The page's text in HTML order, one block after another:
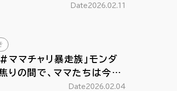
Date2026.02.11
ママチャリ暴走族」モンダ
焦りの間で、ママたちは今日
Date2026.02.04